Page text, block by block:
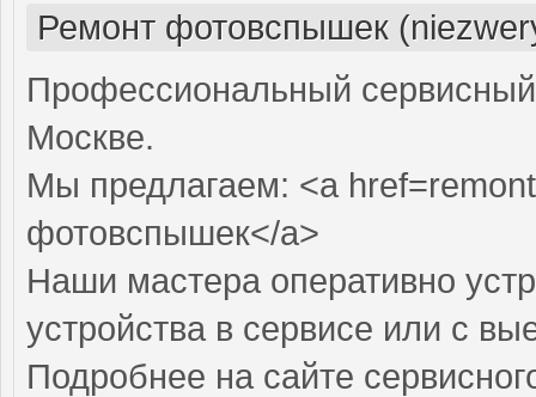
Ремонт фотовспышек
Профессиональный
Москве.
Мы предлагаем: <a
фотовспышек</a>
Наши мастера оперативно
устройства в сервисе или с
Подробнее на сайте